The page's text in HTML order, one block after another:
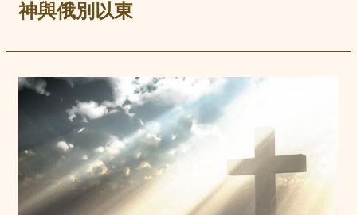
神與俄別以東